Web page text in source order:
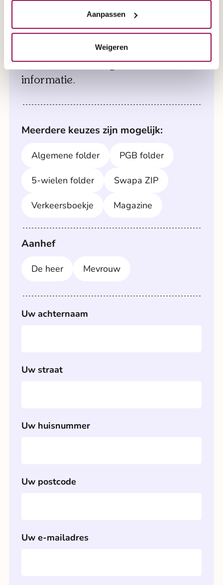
Aanpassen
Weigeren
alles klaarstaat voor een grondige test.
Maak direct een afspraak via 0800 2020 of
afspraak aan huis'.
Een brochure aanvragen?
Selecteer hier de gewenste
informatie.
Meerdere keuzes zijn mogelijk:
Algemene folder PGB folder
5-wielen folder Swapa ZIP
Verkeersboekje Magazine
Aanhef
De heer Mevrouw
Uw achternaam
Uw straat
Uw huisnummer
Uw postcode
Uw e-mailadres